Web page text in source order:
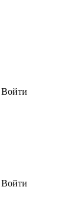
Войти
Войти